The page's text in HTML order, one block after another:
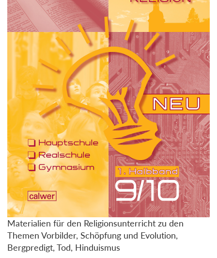
Materialien für den Religionsunterricht zu den
Themen Vorbilder, Schöpfung und Evolution,
Bergpredigt, Tod, Hinduismus